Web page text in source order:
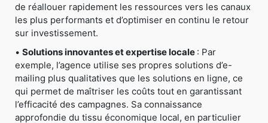
de réallouer rapidement les ressources vers les canaux
les plus performants et d’optimiser en continu le retour
sur investissement.
• Solutions innovantes et expertise locale : Par
exemple, l’agence utilise ses propres solutions d’e-
mailing plus qualitatives que les solutions en ligne, ce
qui permet de maîtriser les coûts tout en garantissant
l’efficacité des campagnes. Sa connaissance
approfondie du tissu économique local, en particulier